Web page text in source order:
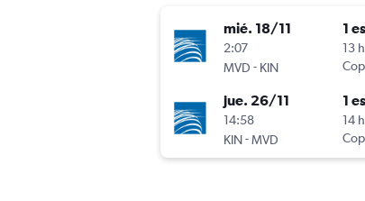
mié. 18/11
2:07
MVD - KIN
1
13
jue. 26/11
14:58
KIN-MVD
1
14